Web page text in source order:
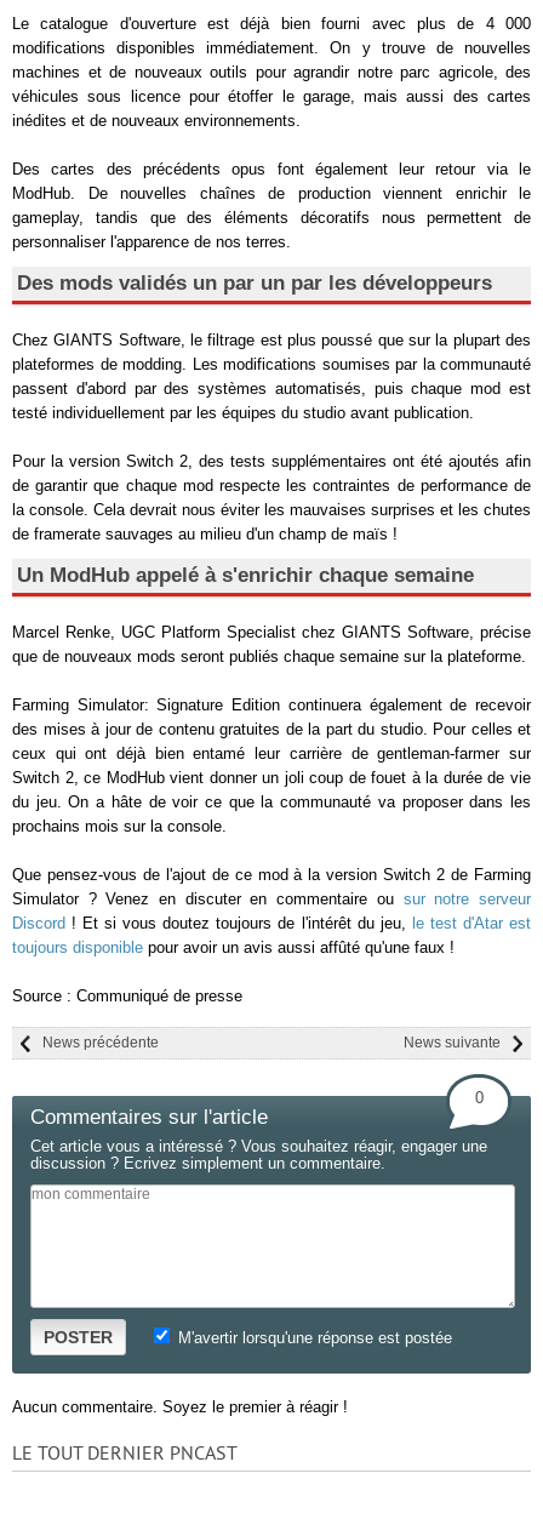
Le catalogue d'ouverture est déjà bien fourni avec plus de 4 000
modifications disponibles immédiatement. On y trouve de nouvelles
machines et de nouveaux outils pour agrandir notre parc agricole, des
véhicules sous licence pour étoffer le garage, mais aussi des cartes
inédites et de nouveaux environnements.
Des cartes des précédents opus font également leur retour via le
ModHub. De nouvelles chaînes de production viennent enrichir le
gameplay, tandis que des éléments décoratifs nous permettent de
personnaliser l'apparence de nos terres.
Des mods validés un par un par les développeurs
Chez GIANTS Software, le filtrage est plus poussé que sur la plupart des
plateformes de modding. Les modifications soumises par la communauté
passent d'abord par des systèmes automatisés, puis chaque mod est
testé individuellement par les équipes du studio avant publication.
Pour la version Switch 2, des tests supplémentaires ont été ajoutés afin
de garantir que chaque mod respecte les contraintes de performance de
la console. Cela devrait nous éviter les mauvaises surprises et les chutes
de framerate sauvages au milieu d'un champ de maïs !
Un ModHub appelé à s'enrichir chaque semaine
Marcel Renke, UGC Platform Specialist chez GIANTS Software, précise
que de nouveaux mods seront publiés chaque semaine sur la plateforme.
Farming Simulator: Signature Edition continuera également de recevoir
des mises à jour de contenu gratuites de la part du studio. Pour celles et
ceux qui ont déjà bien entamé leur carrière de gentleman-farmer sur
Switch 2, ce ModHub vient donner un joli coup de fouet à la durée de vie
du jeu. On a hâte de voir ce que la communauté va proposer dans les
prochains mois sur la console.
Que pensez-vous de l'ajout de ce mod à la version Switch 2 de Farming
Simulator ? Venez en discuter en commentaire ou sur notre serveur
Discord ! Et si vous doutez toujours de l'intérêt du jeu, le test d'Atar est
toujours disponible pour avoir un avis aussi affûté qu'une faux !
Source : Communiqué de presse
News suivante
News précédente
Commentaires sur l'article
0
Cet article vous a intéressé ? Vous souhaitez réagir, engager une
discussion ? Ecrivez simplement un commentaire.
POSTER M'avertir lorsqu'une réponse est postée
Aucun commentaire. Soyez le premier à réagir !
LE TOUT DERNIER PNCAST